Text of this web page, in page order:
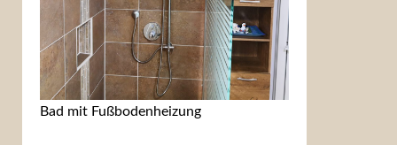
Bad mit Fußbodenheizung